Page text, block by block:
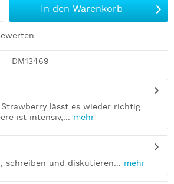
In den Warenkorb
DM13469
Strawberry lässt es wieder richtig
ist intensiv,... mehr
schreiben und diskutieren... mehr